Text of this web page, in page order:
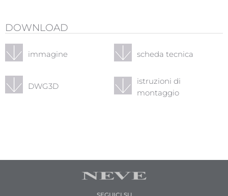
DOWNLOAD
immagine scheda tecnica
DWG3D
istruzioni di
montaggio